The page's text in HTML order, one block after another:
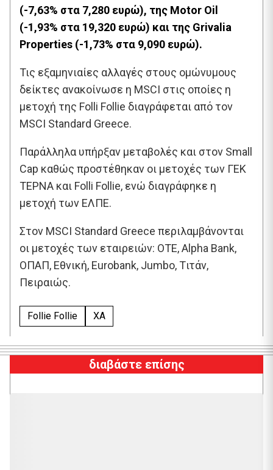
(-7,63% στα 7,280 ευρώ), της Motor Oil
(-1,93% στα 19,320 ευρώ) και της Grivalia
Properties (-1,73% στα 9,090 ευρώ).
Τις εξαμηνιαίες αλλαγές στους ομώνυμους
δείκτες ανακοίνωσε η MSCI στις οποίες η
μετοχή της Folli Follie διαγράφεται από τον
MSCI Standard Greece.
Παράλληλα υπήρξαν μεταβολές και στον Small
Cap καθώς προστέθηκαν οι μετοχές των ΓΕΚ
ΤΕΡΝΑ και Folli Follie, ενώ διαγράφηκε η
μετοχή των ΕΛΠΕ.
Στον MSCI Standard Greece περιλαμβάνονται
οι μετοχές των εταιρειών: ΟΤΕ, Alpha Bank,
ΟΠΑΠ, Εθνική, Eurobank, Jumbo, Tιτάν,
Πειραιώς.
Follie Follie XA
διαβάστε επίσης